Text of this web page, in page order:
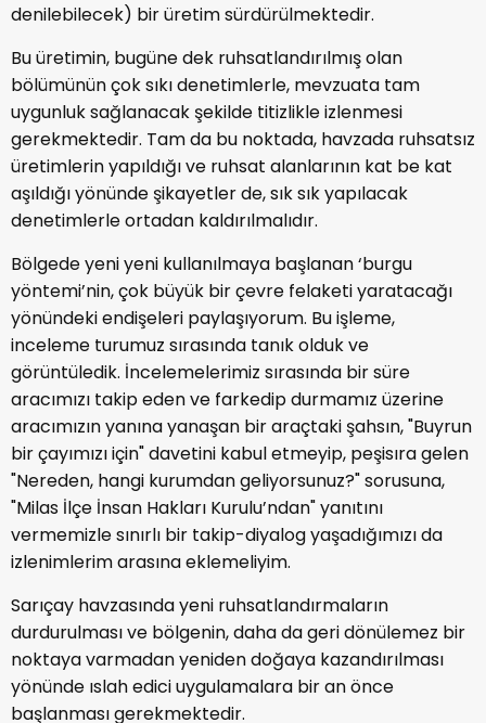
denilebilecek) bir üretim sürdürülmektedir.
Bu üretimin, bugüne dek ruhsatlandırılmış olan
bölümünün çok sıkı denetimlerle, mevzuata tam
uygunluk sağlanacak şekilde titizlikle izlenmesi
gerekmektedir. Tam da bu noktada, havzada ruhsatsız
üretimlerin yapıldığı ve ruhsat alanlarının kat be kat
aşıldığı yönünde şikayetler de, sık sık yapılacak
denetimlerle ortadan kaldırılmalıdır.
Bölgede yeni yeni kullanılmaya başlanan ‘burgu
yöntemi’nin, çok büyük bir çevre felaketi yaratacağı
yönündeki endişeleri paylaşıyorum. Bu işleme,
inceleme turumuz sırasında tanık olduk ve
görüntüledik. İncelemelerimiz sırasında bir süre
aracımızı takip eden ve farkedip durmamız üzerine
aracımızın yanına yanaşan bir araçtaki şahsın, "Buyrun
bir çayımızı için" davetini kabul etmeyip, peşisıra gelen
"Nereden, hangi kurumdan geliyorsunuz?" sorusuna,
"Milas İlçe İnsan Hakları Kurulu’ndan" yanıtını
vermemizle sınırlı bir takip-diyalog yaşadığımızı da
izlenimlerim arasına eklemeliyim.
Sarıçay havzasında yeni ruhsatlandırmaların
durdurulması ve bölgenin, daha da geri dönülemez bir
noktaya varmadan yeniden doğaya kazandırılması
yönünde ıslah edici uygulamalara bir an önce
başlanması gerekmektedir.